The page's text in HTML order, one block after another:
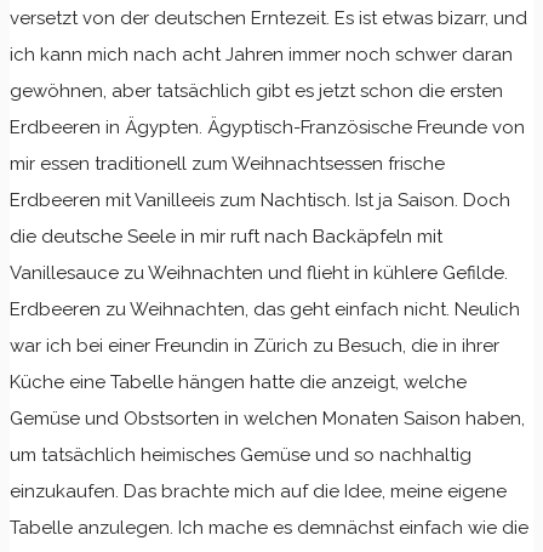
versetzt von der deutschen Erntezeit. Es ist etwas bizarr, und
ich kann mich nach acht Jahren immer noch schwer daran
gewöhnen, aber tatsächlich gibt es jetzt schon die ersten
Erdbeeren in Ägypten. Ägyptisch-Französische Freunde von
mir essen traditionell zum Weihnachtsessen frische
Erdbeeren mit Vanilleeis zum Nachtisch. Ist ja Saison. Doch
die deutsche Seele in mir ruft nach Backäpfeln mit
Vanillesauce zu Weihnachten und flieht in kühlere Gefilde.
Erdbeeren zu Weihnachten, das geht einfach nicht. Neulich
war ich bei einer Freundin in Zürich zu Besuch, die in ihrer
Küche eine Tabelle hängen hatte die anzeigt, welche
Gemüse und Obstsorten in welchen Monaten Saison haben,
um tatsächlich heimisches Gemüse und so nachhaltig
einzukaufen. Das brachte mich auf die Idee, meine eigene
Tabelle anzulegen. Ich mache es demnächst einfach wie die